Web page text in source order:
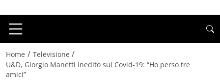
Home / Televisione /
U&D, Giorgio Manetti inedito sul Covid-19: “Ho perso tre
amici”